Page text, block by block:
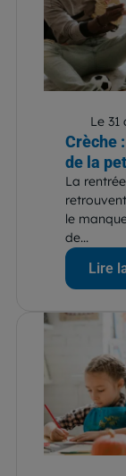
Le
Crèche
de la
La
le
de...
Lire